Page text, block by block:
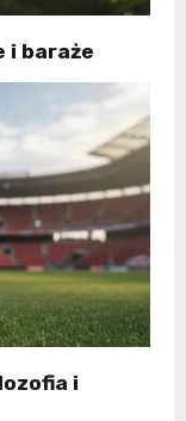
i baraże
i